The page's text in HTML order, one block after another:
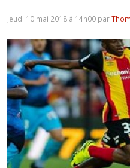
Jeudi 10 mai 2018 à 14h00 par